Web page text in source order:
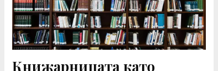
Книжарницата като